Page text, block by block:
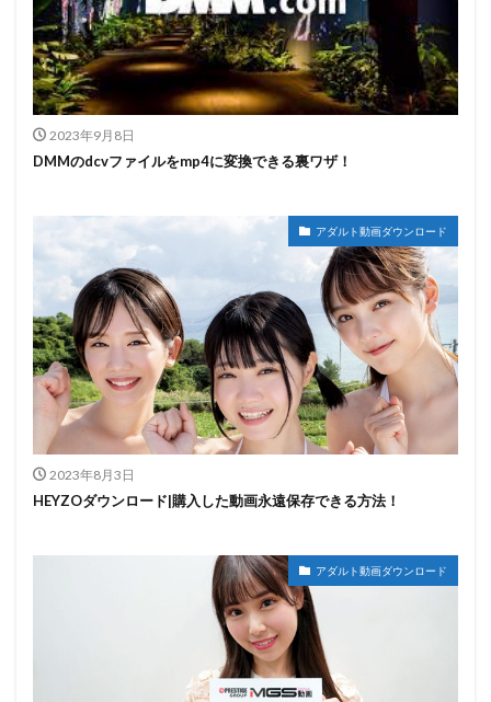
2023年9月8日
DMMのdcvファイルをmp4に変換できる裏ワザ！
アダルト動画ダウンロード
2023年8月3日
HEYZOダウンロード|購入した動画永遠保存できる方法！
アダルト動画ダウンロード